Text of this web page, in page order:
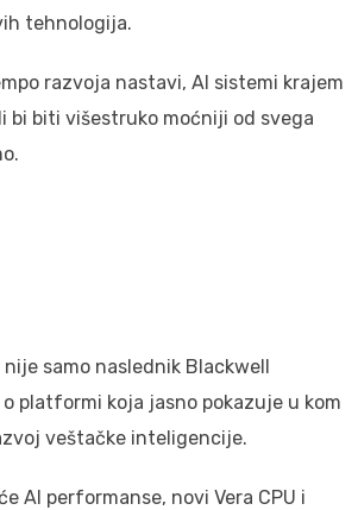
tehnologija.
razvoja nastavi, AI sistemi krajem
bi biti višestruko moćniji od svega
nije samo naslednik Blackwell
platformi koja jasno pokazuje u kom
veštačke inteligencije.
AI performanse, novi Vera CPU i